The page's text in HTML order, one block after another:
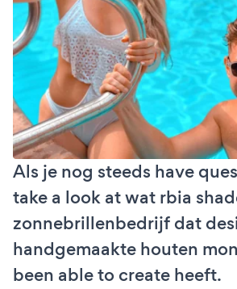
Als je nog steeds have
take a look at wat rbia
zonnebrillenbedrijf dat
handgemaakte houten
been able to create heeft.